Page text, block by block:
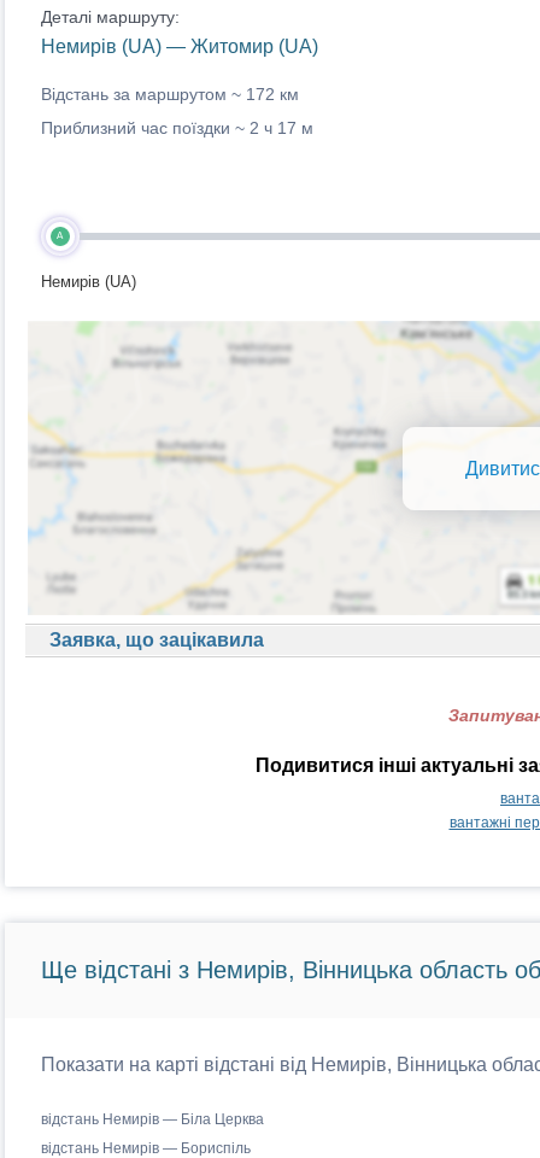
Деталі маршруту:
Немирів (UA) — Житомир (UA)
Відстань за маршрутом ~ 172 км
Приблизний час поїздки ~ 2 ч 17 м
A
Немирів (UA)
Заявка, що зацікавила
Подивитися інші актуальні
вантажні
Ще відстані з Немирів, Вінницька область
Показати на карті відстані від Немирів, Вінницька
відстань Немирів — Біла Церква
відстань Немирів — Бориспіль